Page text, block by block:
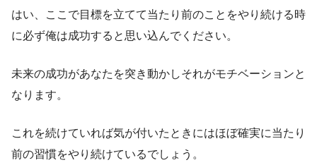
はい、ここで目標を立てて当たり前のことをやり続ける時
に必ず俺は成功すると思い込んでください。
未来の成功があなたを突き動かしそれがモチベーションと
なります。
これを続けていれば気が付いたときにはほぼ確実に当たり
前の習慣をやり続けているでしょう。